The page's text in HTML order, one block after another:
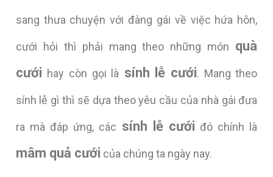
sang thưa chuyện với đàng gái về việc hứa hôn,
cưới hỏi thì phải mang theo những món quà
cưới hay còn gọi là sính lễ cưới. Mang theo
sính lễ gì thì sẽ dựa theo yêu cầu của nhà gái đưa
ra mà đáp ứng, các sính lễ cưới đó chính là
mâm quả cưới của chúng ta ngày nay.